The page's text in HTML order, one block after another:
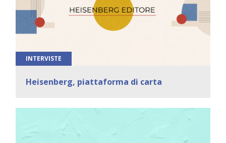
INTERVISTE
Heisenberg, piattaforma di carta